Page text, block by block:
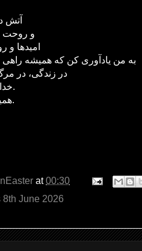
آتش
و روحت
امیدها و
به من یادآوری کن که همیشه
در زندگی، در
خدا همیشه با ماست.
همیشه امیدی هست.
at00:30
8th June 2026